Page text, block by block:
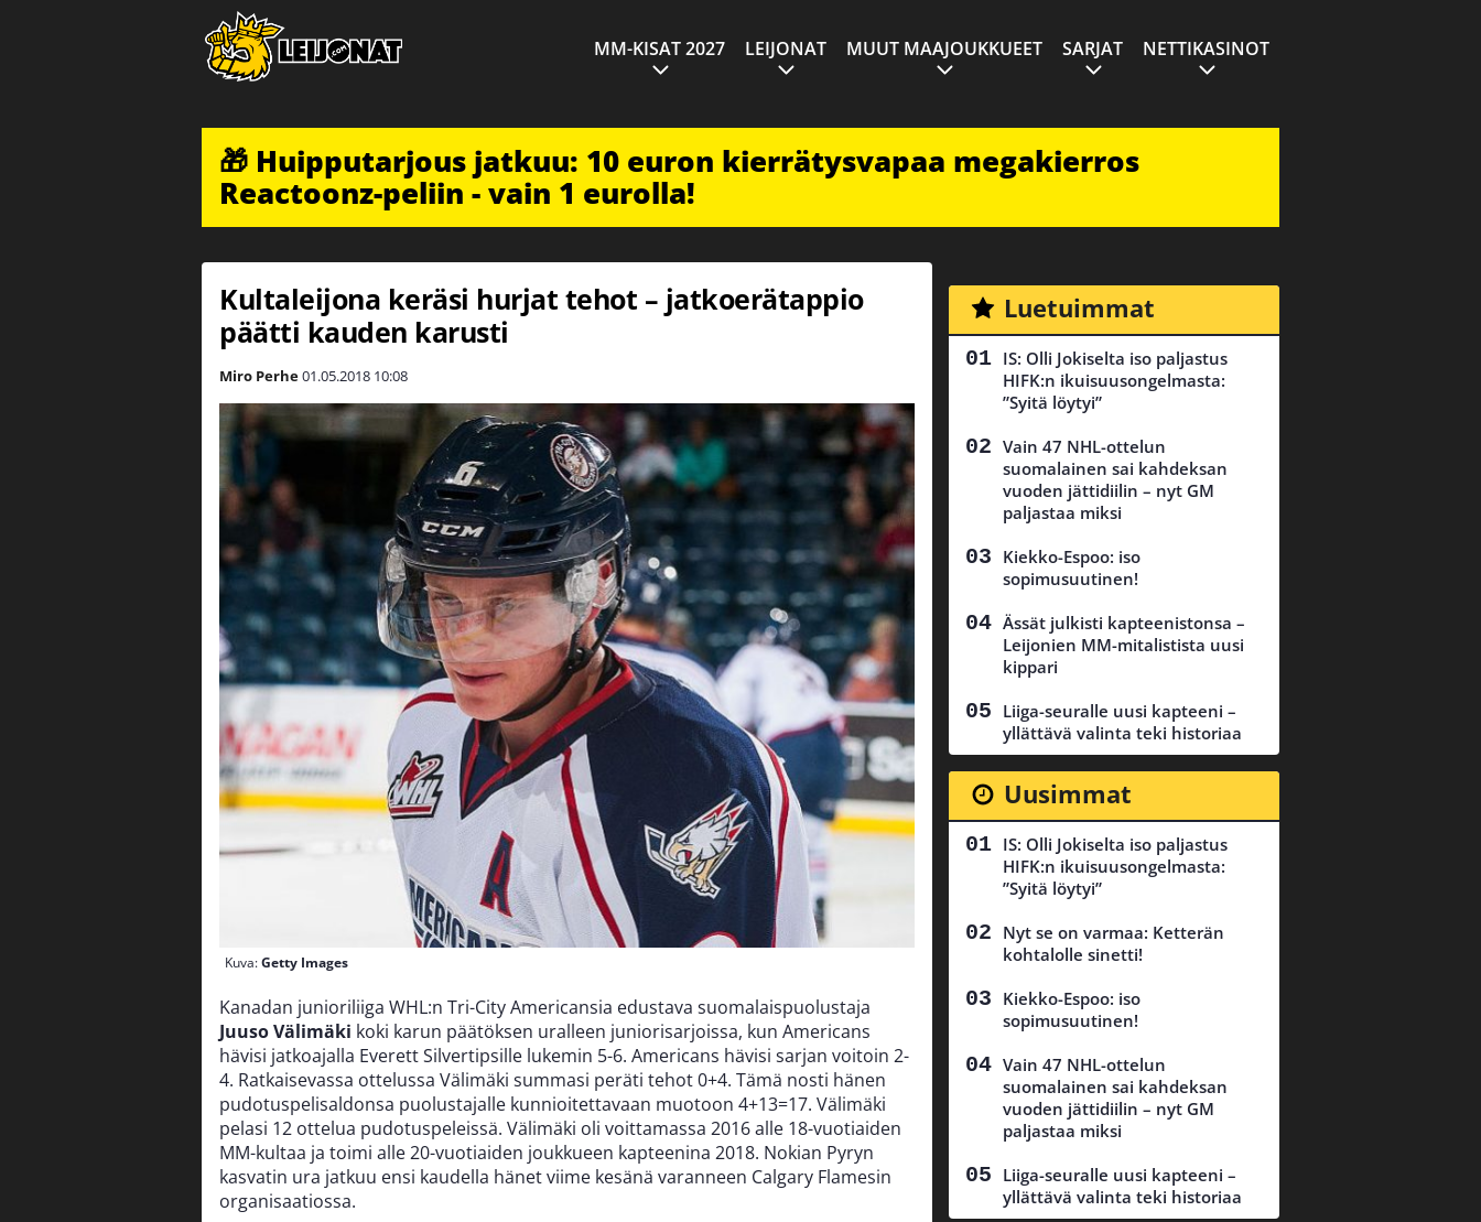
MM-KISAT 2027 LEIJONAT MUUT MAAJOUKKUEET SARJAT NETTIKASINOT
🎁 Huipputarjous jatkuu: 10 euron kierrätysvapaa megakierros
Reactoonz-peliin - vain 1 eurolla!
Kultaleijona keräsi hurjat tehot – jatkoerätappio
päätti kauden karusti
Miro Perhe01.05.2018 10:08
Kuva:Getty Images
Kanadan junioriliiga WHL:n Tri-City Americansia edustava suomalaispuolustaja
Juuso Välimäki koki karun päätöksen uralleen juniorisarjoissa, kun Americans
hävisi jatkoajalla Everett Silvertipsille lukemin 5-6. Americans hävisi sarjan voitoin 2-
4. Ratkaisevassa ottelussa Välimäki summasi peräti tehot 0+4. Tämä nosti hänen
pudotuspelisaldonsa puolustajalle kunnioitettavaan muotoon 4+13=17. Välimäki
pelasi 12 ottelua pudotuspeleissä. Välimäki oli voittamassa 2016 alle 18-vuotiaiden
MM-kultaa ja toimi alle 20-vuotiaiden joukkueen kapteenina 2018. Nokian Pyryn
kasvatin ura jatkuu ensi kaudella hänet viime kesänä varanneen Calgary Flamesin
organisaatiossa.
Luetuimmat
IS: Olli Jokiselta iso paljastus
HIFK:n ikuisuusongelmasta:
”Syitä löytyi”
Vain 47 NHL-ottelun
suomalainen sai kahdeksan
vuoden jättidiilin – nyt GM
paljastaa miksi
Kiekko-Espoo: iso
sopimusuutinen!
Ässät julkisti kapteenistonsa –
Leijonien MM-mitalistista uusi
kippari
Liiga-seuralle uusi kapteeni –
yllättävä valinta teki historiaa
Uusimmat
IS: Olli Jokiselta iso paljastus
HIFK:n ikuisuusongelmasta:
”Syitä löytyi”
Nyt se on varmaa: Ketterän
kohtalolle sinetti!
Kiekko-Espoo: iso
sopimusuutinen!
Vain 47 NHL-ottelun
suomalainen sai kahdeksan
vuoden jättidiilin – nyt GM
paljastaa miksi
Liiga-seuralle uusi kapteeni –
yllättävä valinta teki historiaa